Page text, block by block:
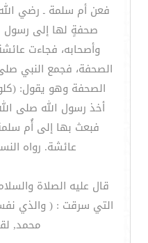
فعن أم سلمة ـ رضي
صحفةٍ لها إلى رسول
وأصحابه، فجاءت
الصحفة، فجمع النبي
الصحفة وهو يقول:
أخذ رسول الله صلى
فبعث بها إلى أُم
عائشة. رواه
قال عليه الصلاة
التي سرقت : ( ‏والذي
محمد‏,‏